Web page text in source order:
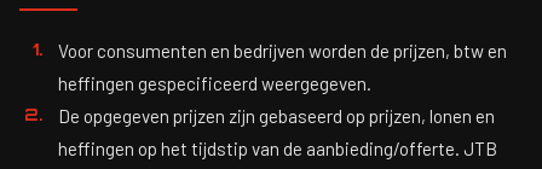
Voor consumenten en bedrijven worden de prijzen, btw en
heffingen gespecificeerd weergegeven.
De opgegeven prijzen zijn gebaseerd op prijzen, lonen en
heffingen op het tijdstip van de aanbieding/offerte. JTB